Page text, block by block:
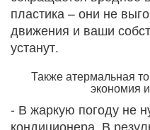
пластика – они не
движения и ваши
устанут.
Также атермальная
экономия
- В жаркую погоду не
кондиционера. В